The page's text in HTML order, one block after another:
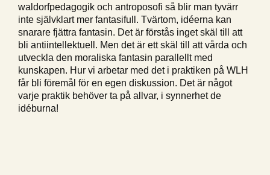
waldorfpedagogik och antroposofi så blir man tyvärr
inte självklart mer fantasifull. Tvärtom, idéerna kan
snarare fjättra fantasin. Det är förstås inget skäl till att
bli antiintellektuell. Men det är ett skäl till att vårda och
utveckla den moraliska fantasin parallellt med
kunskapen. Hur vi arbetar med det i praktiken på WLH
får bli föremål för en egen diskussion. Det är något
varje praktik behöver ta på allvar, i synnerhet de
idéburna!